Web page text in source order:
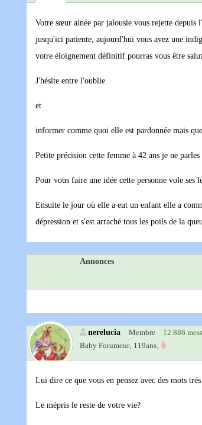
Votre sœur ainée par jalousie vous rejette depuis
jusqu'ici patiente, aujourd'hui vous avez une
votre éloignement définitif pourras vous être
J'hésite entre l'oublie
et
informer comme quoi elle est pardonnée mais
Petite précision cette femme à 42 ans je ne
Pour vous faire une idée cette personne vole ses
Ensuite le jour où elle a eut un enfant elle a
dépression et s'est arraché tous les poils de la
Annonces
nerelucia Membre
12 886
Baby Forumeur‚ 119ans‚
Lui dire ce que vous en pensez avec des mots
Le mépris le reste de votre vie?